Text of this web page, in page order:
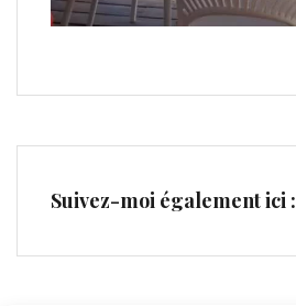
Suivez-moi également ici :